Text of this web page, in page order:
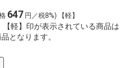
647 円／税8%) 【軽】
軽】印が表示されている商品は
となります。